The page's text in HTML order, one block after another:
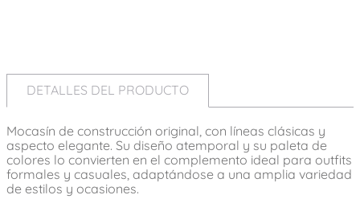
DETALLES DEL PRODUCTO
Mocasín de construcción original, con líneas clásicas y
aspecto elegante. Su diseño atemporal y su paleta de
colores lo convierten en el complemento ideal para outfits
formales y casuales, adaptándose a una amplia variedad
de estilos y ocasiones.